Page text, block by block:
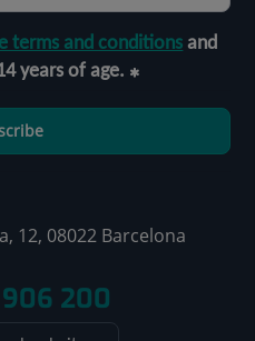
terms and conditionsand
years of age.
12, 08022 Barcelona
200